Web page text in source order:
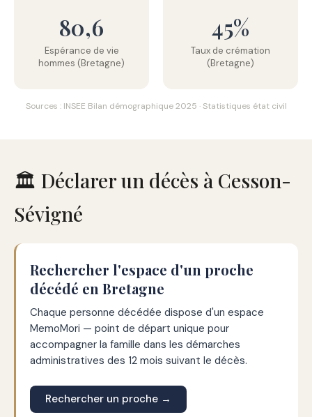
80,6
Espérance de vie
hommes (Bretagne)
45%
Taux de crémation
(Bretagne)
Sources : INSEE Bilan démographique 2025 · Statistiques état civil
🏛️ Déclarer un décès à Cesson-
Sévigné
Rechercher l'espace d'un proche
décédé en Bretagne
Chaque personne décédée dispose d'un espace
MemoMori — point de départ unique pour
accompagner la famille dans les démarches
administratives des 12 mois suivant le décès.
Rechercher un proche →